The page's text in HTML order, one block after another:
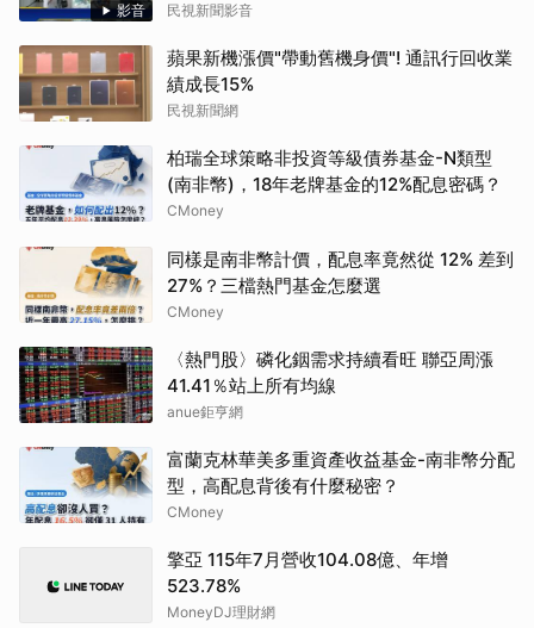
影音 民視新聞影音
蘋果新機漲價"帶動舊機身價"! 通訊行回收業
績成長15%
民視新聞網
柏瑞全球策略非投資等級債券基金-N類型
(南非幣)，18年老牌基金的12%配息密碼？
CMoney
同樣是南非幣計價，配息率竟然從 12% 差到
27%？三檔熱門基金怎麼選
CMoney
〈熱門股〉磷化銦需求持續看旺 聯亞周漲
41.41％站上所有均線
anue鉅亨網
富蘭克林華美多重資產收益基金-南非幣分配
型，高配息背後有什麼秘密？
CMoney
擎亞 115年7月營收104.08億、年增
523.78%
MoneyDJ理財網